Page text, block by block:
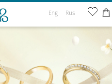
Eng Rus